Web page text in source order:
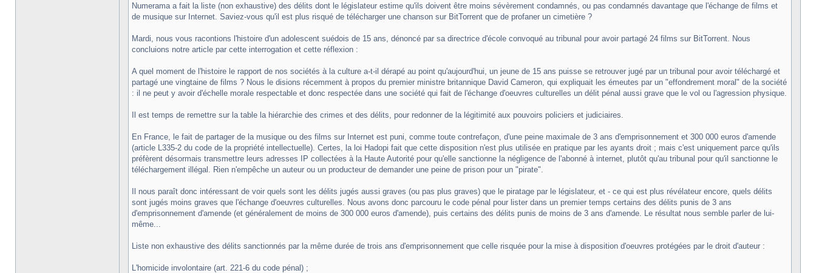
Numerama a fait la liste (non exhaustive) des délits dont le législateur estime qu'ils doivent être moins sévèrement condamnés, ou pas condamnés davantage que l'échange de films et
de musique sur Internet. Saviez-vous qu'il est plus risqué de télécharger une chanson sur BitTorrent que de profaner un cimetière ?
Mardi, nous vous racontions l'histoire d'un adolescent suédois de 15 ans, dénoncé par sa directrice d'école convoqué au tribunal pour avoir partagé 24 films sur BitTorrent. Nous
concluions notre article par cette interrogation et cette réflexion :
A quel moment de l'histoire le rapport de nos sociétés à la culture a-t-il dérapé au point qu'aujourd'hui, un jeune de 15 ans puisse se retrouver jugé par un tribunal pour avoir téléchargé et
partagé une vingtaine de films ? Nous le disions récemment à propos du premier ministre britannique David Cameron, qui expliquait les émeutes par un "effondrement moral" de la société
: il ne peut y avoir d'échelle morale respectable et donc respectée dans une société qui fait de l'échange d'oeuvres culturelles un délit pénal aussi grave que le vol ou l'agression physique.
Il est temps de remettre sur la table la hiérarchie des crimes et des délits, pour redonner de la légitimité aux pouvoirs policiers et judiciaires.
En France, le fait de partager de la musique ou des films sur Internet est puni, comme toute contrefaçon, d'une peine maximale de 3 ans d'emprisonnement et 300 000 euros d'amende
(article L335-2 du code de la propriété intellectuelle). Certes, la loi Hadopi fait que cette disposition n'est plus utilisée en pratique par les ayants droit ; mais c'est uniquement parce qu'ils
préfèrent désormais transmettre leurs adresses IP collectées à la Haute Autorité pour qu'elle sanctionne la négligence de l'abonné à internet, plutôt qu'au tribunal pour qu'il sanctionne le
téléchargement illégal. Rien n'empêche un auteur ou un producteur de demander une peine de prison pour un "pirate".
Il nous paraît donc intéressant de voir quels sont les délits jugés aussi graves (ou pas plus graves) que le piratage par le législateur, et - ce qui est plus révélateur encore, quels délits
sont jugés moins graves que l'échange d'oeuvres culturelles. Nous avons donc parcouru le code pénal pour lister dans un premier temps certains des délits punis de 3 ans
d'emprisonnement d'amende (et généralement de moins de 300 000 euros d'amende), puis certains des délits punis de moins de 3 ans d'amende. Le résultat nous semble parler de lui-
même...
Liste non exhaustive des délits sanctionnés par la même durée de trois ans d'emprisonnement que celle risquée pour la mise à disposition d'oeuvres protégées par le droit d'auteur :
L'homicide involontaire (art. 221-6 du code pénal) ;